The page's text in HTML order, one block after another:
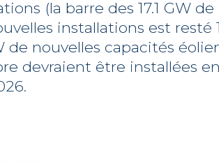
(la barre des 17.1 GW de
installations est resté
de nouvelles capacités
devraient être installées